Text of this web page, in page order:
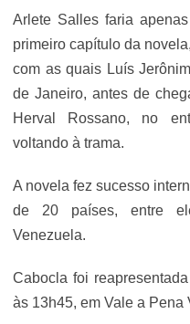
Arlete Salles faria
primeiro capítulo da
com as quais Luís
de Janeiro, antes de
Herval Rossano, no
voltando à trama.
A novela fez sucesso
de 20 países, entre
Venezuela.
Cabocla foi
às 13h45, em Vale a Pena